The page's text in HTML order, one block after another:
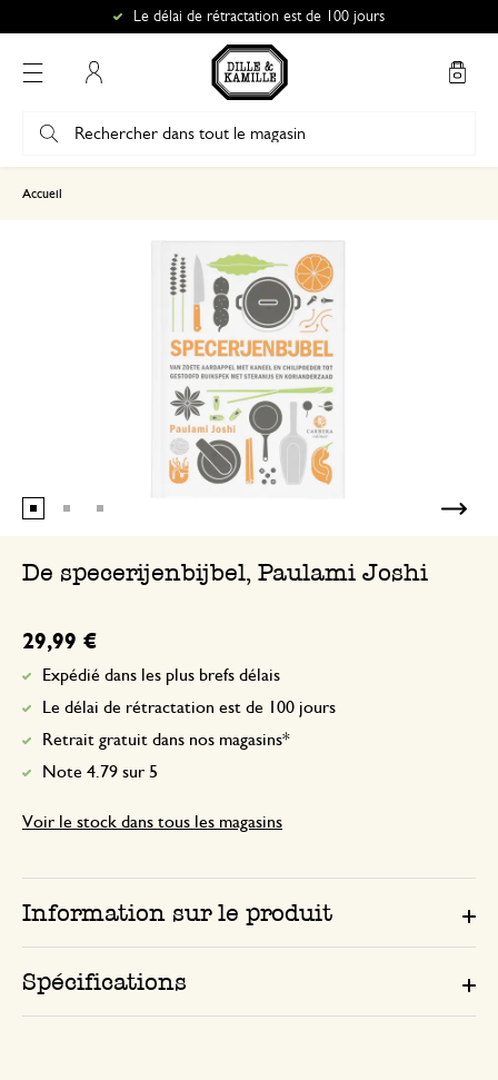
Le délai de rétractation est de 100 jours
Accueil
De specerijenbijbel, Paulami Joshi
29,99 €
Expédié dans les plus brefs délais
Le délai de rétractation est de 100 jours
Retrait gratuit dans nos magasins*
Note 4.79 sur 5
Voir le stock dans tous les magasins
Information sur le produit
Spécifications